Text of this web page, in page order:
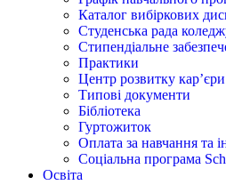
Каталог вибіркових
Студенська рада
Стипендіальне
Практики
Центр розвитку кар’єри
Типові документи
Бібліотека
Гуртожиток
Оплата за навчання та
Соціальна програма
Освіта